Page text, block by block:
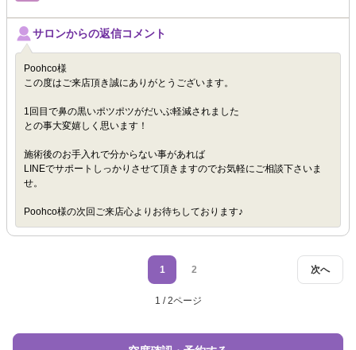
サロンからの返信コメント
Poohco様
この度はご来店頂き誠にありがとうございます。
1回目で鼻の黒いポツポツがだいぶ軽減されました
との事大変嬉しく思います！
施術後のお手入れで分からない事があれば
LINEでサポートしっかりさせて頂きますのでお気軽にご相談下さいま
せ。
Poohco様の次回ご来店心よりお待ちしております♪
次へ
1 2
1 / 2ページ